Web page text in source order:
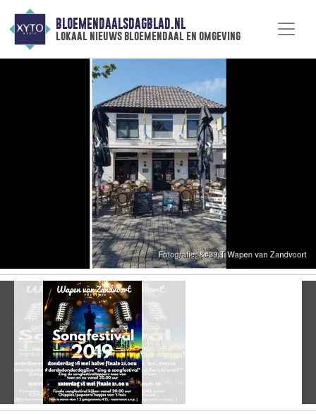
BLOEMENDAALSDAGBLAD.NL
lokaal nieuws bloemendaal en omgeving
Vorige